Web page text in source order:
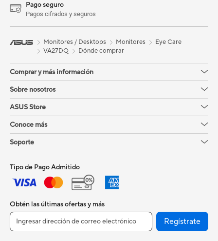
Pago seguro
Pagos cifrados y seguros
Monitores / Desktops Monitores
Eye Care
VA27DQ
Dónde comprar
Comprar y más información
Sobre nosotros
ASUS Store
Conoce más
Soporte
Tipo de Pago Admitido
Obtén las últimas ofertas y más
Regístrate